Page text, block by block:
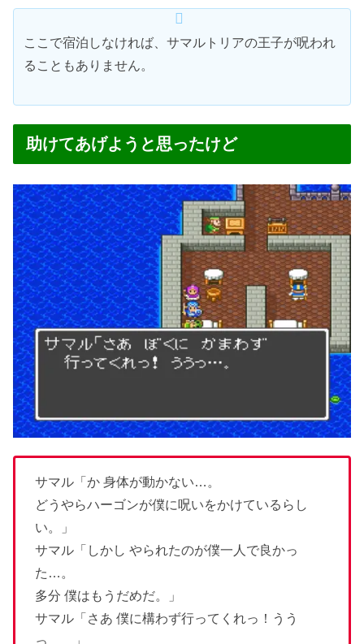
ここで宿泊しなければ、サマルトリアの王子が呪われ
ることもありません。
助けてあげようと思ったけど
サマル「か 身体が動かない…。
どうやらハーゴンが僕に呪いをかけているらし
い。」
サマル「しかし やられたのが僕一人で良かっ
た…。
多分 僕はもうだめだ。」
サマル「さあ 僕に構わず行ってくれっ！うう